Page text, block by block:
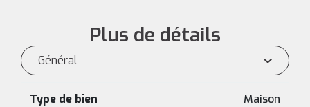
Plus de détails
Général
Type de bien Maison